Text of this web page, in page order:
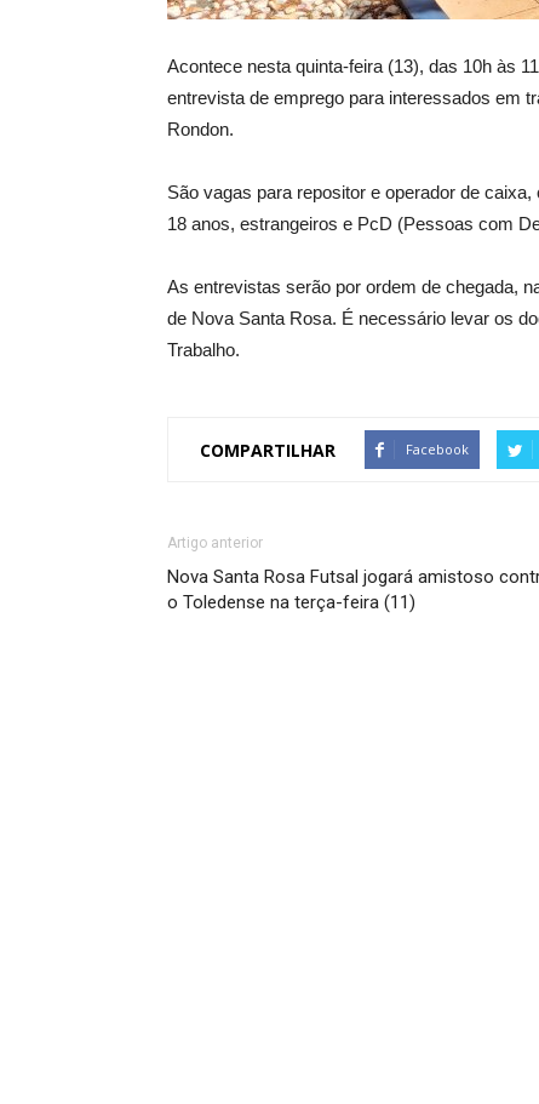
Acontece nesta quinta-feira (13), das 10h às
entrevista de emprego para interessados em
Rondon.
São vagas para repositor e operador de
18 anos, estrangeiros e PcD (Pessoas com
As entrevistas serão por ordem de chegada,
de Nova Santa Rosa. É necessário levar os
Trabalho.
COMPARTILHAR Facebook
Artigo anterior
Nova Santa Rosa Futsal jogará amistoso
o Toledense na terça-feira (11)